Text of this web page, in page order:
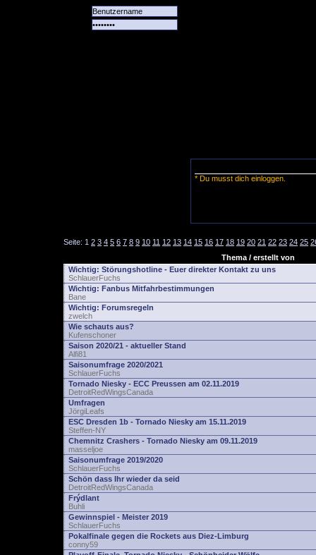
* Du musst dich einloggen.
Seite: 1 2 3 4 5 6 7 8 9 10 11 12 13 14 15 16 17 18 19 20 21 22 23 24 25
Thema / erstellt von
Wichtig: Störungshotline - Euer direkter Kontakt zu uns
SchlauerFuchs
Wichtig: Fanbus Mitfahrbestimmungen
Bane
Wichtig: Forumsregeln
zwelch
Wie schauts aus?
Kufenschoner
Saison 2020/21 - aktueller Stand
Alfi81
Saisonumfrage 2020/2021
SchlauerFuchs
Tornado Niesky - ECC Preussen am 02.11.2019
DetroitRedWingsCanada
Umfragen
JörgiLeafs
ESC Dresden 1b - Tornado Niesky am 15.11.2019
Steffen-NY
Chemnitz Crashers - Tornado Niesky am 09.11.2019
masseljoe
Saisonumfrage 2019/2020
SchlauerFuchs
Schön dass Ihr wieder da seid
DetroitRedWingsCanada
Frýdlant
Buhli
Gewinnspiel - Meister 2019
SchlauerFuchs
Pokalfinale gegen die Rockets aus Diez-Limburg
conny59